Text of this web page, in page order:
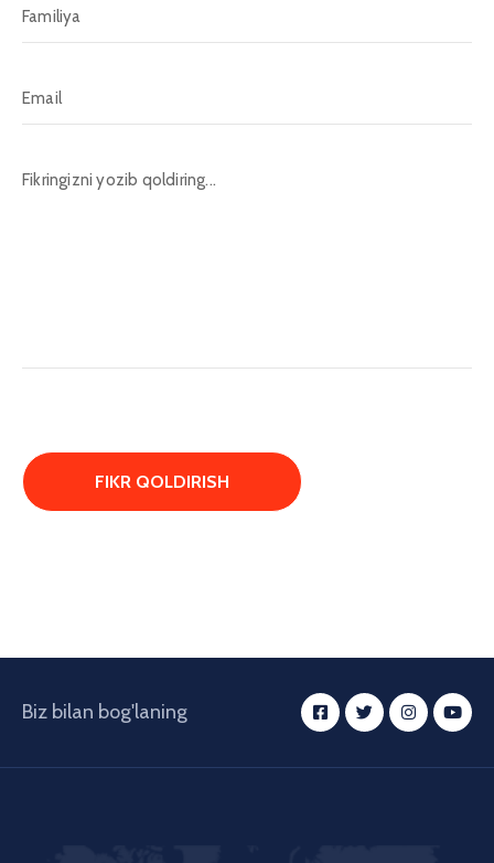
Biz bilan bog'laning